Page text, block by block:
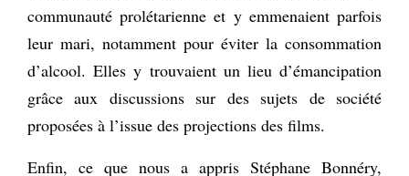
communauté prolétarienne et y emmenaient parfois
leur mari, notamment pour éviter la consommation
d’alcool. Elles y trouvaient un lieu d’émancipation
grâce aux discussions sur des sujets de société
proposées à l’issue des projections des films.
Enfin, ce que nous a appris Stéphane Bonnéry,